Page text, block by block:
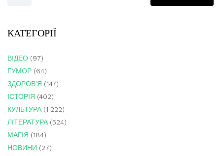
КАТЕГОРІЇ
ВІДЕО (97)
ГУМОР (64)
ЗДОРОВ'Я (147)
ІСТОРІЯ (402)
КУЛЬТУРА(1 222)
ЛІТЕРАТУРА(524)
МАГІЯ (184)
НОВИНИ (27)